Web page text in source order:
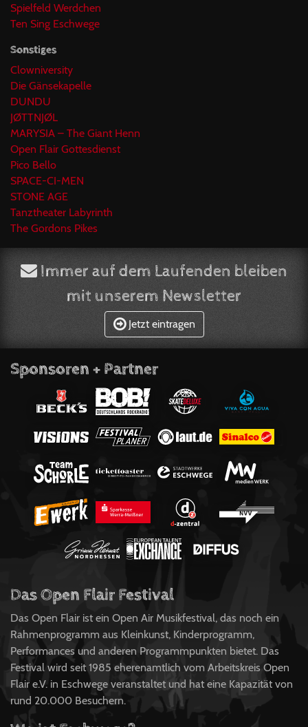
Spielfeld Werdchen
Ten Sing Eschwege
Sonstiges
Clowniversity
Die Gänsekapelle
DUNDU
JØTTNJØL
MARYSIA – The Giant Henn
Open Flair Gottesdienst
Pico Bello
SPACE-CI-MEN
STONE AGE
Tanztheater Labyrinth
The Gordons Pikes
Immer auf dem Laufenden bleiben
mit unserem Newsletter
Jetzt eintragen
Sponsoren + Partner
Das Open Flair Festival
Das Open Flair ist ein Open Air Musikfestival, das noch ein
Rahmenprogramm aus Kleinkunst, Kinderprogramm,
Performances und anderen Programmpunkten bietet. Das
Festival wird seit 1985 eherenamtlich vom Arbeitskreis Open
Flair e.V. in Eschwege veranstaltet und hat eine Kapazität von
rund 20.000 Besuchern.